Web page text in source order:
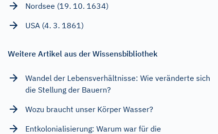
Nordsee (19. 10. 1634)
USA (4. 3. 1861)
Weitere Artikel aus der Wissensbibliothek
Wandel der Lebensverhältnisse: Wie veränderte sich
die Stellung der Bauern?
Wozu braucht unser Körper Wasser?
Entkolonialisierung: Warum war für die